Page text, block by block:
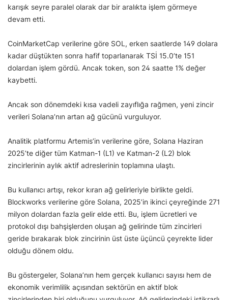
karışık seyre paralel olarak dar bir aralıkta işlem görmeye
devam etti.
CoinMarketCap verilerine göre SOL, erken saatlerde 149 dolara
kadar düştükten sonra hafif toparlanarak TSİ 15.0’te 151
dolardan işlem gördü. Ancak token, son 24 saatte 1% değer
kaybetti.
Ancak son dönemdeki kısa vadeli zayıflığa rağmen, yeni zincir
verileri Solana’nın artan ağ gücünü vurguluyor.
Analitik platformu Artemis’in verilerine göre, Solana Haziran
2025’te diğer tüm Katman-1 (L1) ve Katman-2 (L2) blok
zincirlerinin aylık aktif adreslerinin toplamına ulaştı.
Bu kullanıcı artışı, rekor kıran ağ gelirleriyle birlikte geldi.
Blockworks verilerine göre Solana, 2025’in ikinci çeyreğinde 271
milyon dolardan fazla gelir elde etti. Bu, işlem ücretleri ve
protokol dışı bahşişlerden oluşan ağ gelirinde tüm zincirleri
geride bırakarak blok zincirinin üst üste üçüncü çeyrekte lider
olduğu dönem oldu.
Bu göstergeler, Solana’nın hem gerçek kullanıcı sayısı hem de
ekonomik verimlilik açısından sektörün en aktif blok